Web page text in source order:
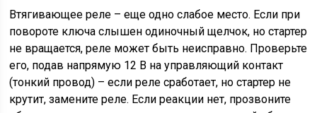
Втягивающее реле – еще одно слабое место. Если при
повороте ключа слышен одиночный щелчок, но стартер
не вращается, реле может быть неисправно. Проверьте
его, подав напрямую 12 В на управляющий контакт
(тонкий провод) – если реле сработает, но стартер не
крутит, замените реле. Если реакции нет, прозвоните